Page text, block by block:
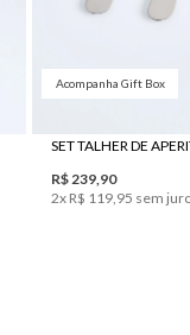
R$ 239 90
Acompanha Gift Box
2x R$ 119 95 sem